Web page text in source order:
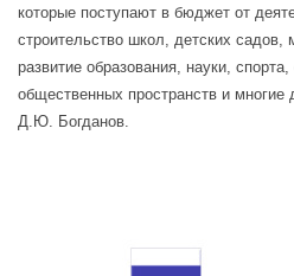
которые поступают в бюджет от
строительство школ, детских садов,
развитие образования, науки,
общественных пространств и
Д.Ю. Богданов.